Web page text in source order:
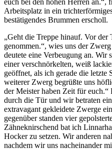
Arbeitsplatz in ein
bestätigendes Brummen erscholl.
„Geht die Treppe hinauf. Vor
genommen.“, wies uns der
deutete eine Verbeugung an. Wir
einer verschnörkelten, weiß
geöffnet, als ich gerade die letzte
weiterer Zwerg begrüßte uns
der Meister haben Zeit für
durch die Tür und wir betraten
extravagant gekleidete Zwerge
gegenüber standen vier
Zähneknirschend bat ich
Hocker zu setzen. Wir anderen
nachdem wir uns nacheinander